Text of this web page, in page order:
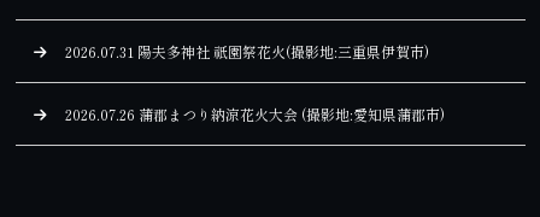
2026.07.31 陽夫多神社 祇園祭花火(撮影地:三重県伊賀市)
2026.07.26 蒲郡まつり納涼花火大会 (撮影地:愛知県蒲郡市)